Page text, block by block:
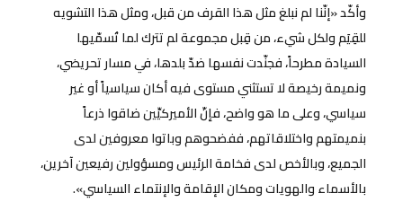
وأكّد «إنّنا لم نبلغ مثل هذا القرف من قبل، ومثل هذا التشويه
للقِيَم ولكل شيء، من قِبل مجموعة لم تترك لما تُسمّيها
السيادة مطرحاً، فجنّدت نفسها ضدّ بلدها، في مسار تحريضي،
ونميمة رخيصة لا تستثني مستوى فيه أكان سياسياً أو غير
سياسي، وعلى ما هو واضح، فإنّ الأميركيِّين ضاقوا ذرعاً
بنميمتهم واختلاقاتهم، ففضحوهم وباتوا معروفين لدى
الجميع، وبالأخص لدى فخامة الرئيس ومسؤولين رفيعين آخرين،
بالأسماء والهويات ومكان الإقامة والإنتماء السياسي».